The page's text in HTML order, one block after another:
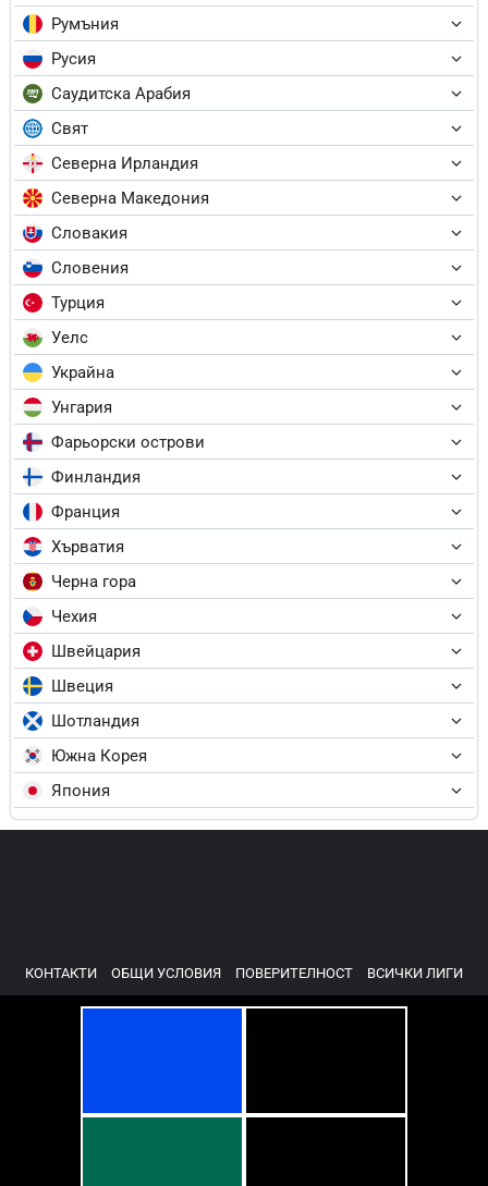
Румъния
Русия
Саудитска Арабия
Свят
Северна Ирландия
Северна Македония
Словакия
Словения
Турция
Уелс
Украйна
Унгария
Фарьорски острови
Финландия
Франция
Хърватия
Черна гора
Чехия
Швейцария
Швеция
Шотландия
Южна Корея
Япония
КОНТАКТИ ОБЩИ УСЛОВИЯ ПОВЕРИТЕЛНОСТ ВСИЧКИ ЛИГИ